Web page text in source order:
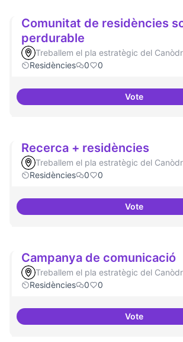
Comunitat de residències sostenible i
perdurable
Treballem el pla estratègic del
Residències
0 0
Vote
Recerca + residències
Treballem el pla estratègic del
Residències
0 0
VoteRecerca +
Campanya de comunicació
Treballem el pla estratègic del
Residències
0 0
VoteCampanya